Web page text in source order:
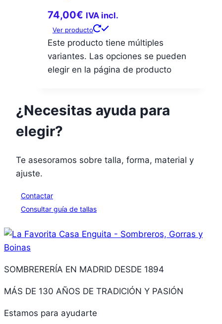
74,00€ IVA incl.
Ver producto
Este producto tiene múltiples
variantes. Las opciones se pueden
elegir en la página de producto
¿Necesitas ayuda para
elegir?
Te asesoramos sobre talla, forma, material y
ajuste.
Contactar
Consultar guía de tallas
SOMBRERERÍA EN MADRID DESDE 1894
MÁS DE 130 AÑOS DE TRADICIÓN Y PASIÓN
Estamos para ayudarte